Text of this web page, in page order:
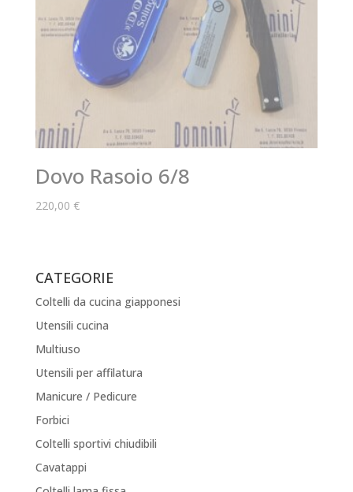
Dovo Rasoio 6/8
220,00 €
CATEGORIE
Coltelli da cucina giapponesi
Utensili cucina
Multiuso
Utensili per affilatura
Manicure / Pedicure
Forbici
Coltelli sportivi chiudibili
Cavatappi